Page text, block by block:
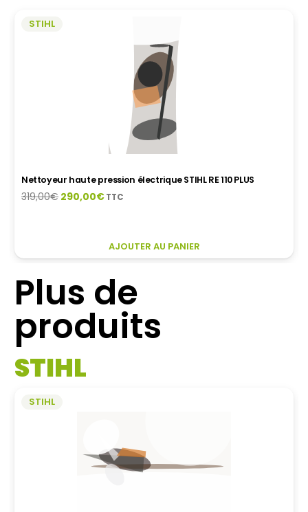
PRODUIT
PLUSIEURS
VARIATIONS.
LES
OPTIONS
PEUVENT
ÊTRE
CHOISIES
STIHL
Nettoyeur haute pression électrique STIHL RE 110 PLUS
319,00€ Le
319,00€.
290,00€Le
est :
290,00€.
TTC
AJOUTER AU PANIER
Plus de
produits
STIHL
STIHL